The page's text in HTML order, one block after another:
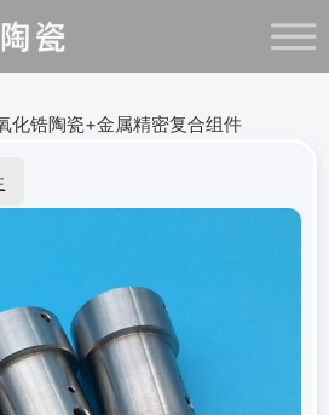
化锆陶瓷+金属精密复合组件